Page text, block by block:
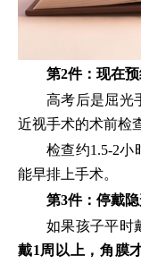
第2件：现在
高考后是屈光
近视手术的术前检
检查约1.5-2
能早排上手术。
第3件：停戴
如果孩子平时
戴1周以上，角膜